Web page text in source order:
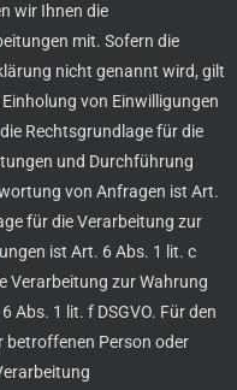
wir Ihnen die
mit. Sofern die
nicht genannt wird, gilt
von Einwilligungen
Rechtsgrundlage für die
und Durchführung
von Anfragen ist Art.
für die Verarbeitung zur
ist Art. 6 Abs. 1 lit. c
Verarbeitung zur Wahrung
Abs. 1 lit. f DSGVO. Für den
betroffenen Person oder